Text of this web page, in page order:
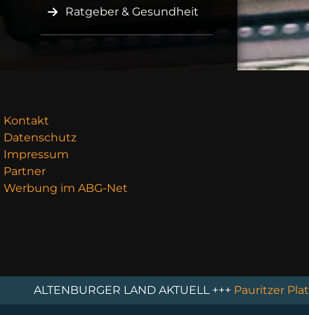
Ratgeber & Gesundheit
Kontakt
Datenschutz
Impressum
Partner
Werbung im ABG-Net
ALTENBURGER LAND AKTUELL +++Pauritzer Platz wird